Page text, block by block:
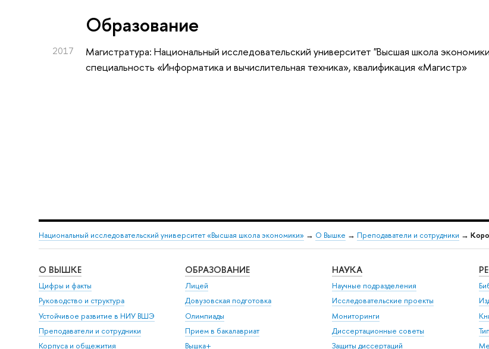
Oбразование
2017
Магистратура: Национальный исследовательский университет "Высшая школа
специальность «Информатика и вычислительная техника», квалификация «Магистр»
Национальный исследовательский университет «Высшая школа экономики» → О Вышке → Преподаватели и сотрудники →
О ВЫШКЕ
Цифры и факты
Руководство и структура
Устойчивое развитие в НИУ ВШЭ
Преподаватели и сотрудники
Корпуса и общежития
ОБРАЗОВАНИЕ
Лицей
Довузовская подготовка
Олимпиады
Прием в бакалавриат
Вышка+
НАУКА
Научные подразделения
Исследовательские проекты
Мониторинги
Диссертационные советы
Защиты диссертаций